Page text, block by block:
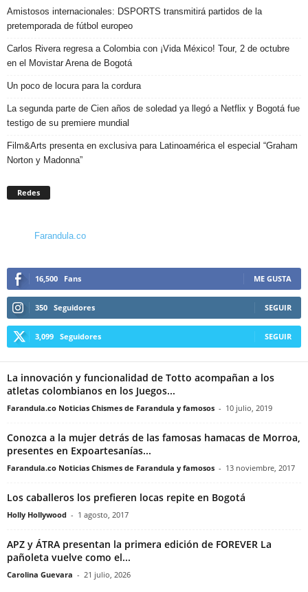
Amistosos internacionales: DSPORTS transmitirá partidos de la
pretemporada de fútbol europeo
Carlos Rivera regresa a Colombia con ¡Vida México! Tour, 2 de octubre
en el Movistar Arena de Bogotá
Un poco de locura para la cordura
La segunda parte de Cien años de soledad ya llegó a Netflix y Bogotá fue
testigo de su premiere mundial
Film&Arts presenta en exclusiva para Latinoamérica el especial “Graham
Norton y Madonna”
Redes
Farandula.co
16,500 Fans ME GUSTA
350 Seguidores SEGUIR
3,099 Seguidores SEGUIR
La innovación y funcionalidad de Totto acompañan a los
atletas colombianos en los Juegos...
Farandula.co Noticias Chismes de Farandula y famosos - 10 julio, 2019
Conozca a la mujer detrás de las famosas hamacas de Morroa,
presentes en Expoartesanías...
Farandula.co Noticias Chismes de Farandula y famosos - 13 noviembre, 2017
Los caballeros los prefieren locas repite en Bogotá
Holly Hollywood - 1 agosto, 2017
APZ y ÁTRA presentan la primera edición de FOREVER La
pañoleta vuelve como el...
Carolina Guevara - 21 julio, 2026